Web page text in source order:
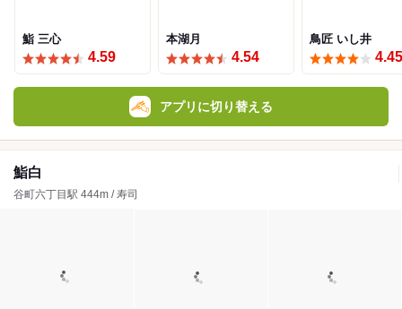
鮨 三心
4.59
本湖月
4.54
鳥匠 いし井
4.45
アプリに切り替える
鮨白
谷町六丁目駅 444m / 寿司